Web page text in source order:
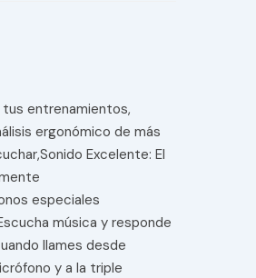
tus entrenamientos,
ergonómico de más
Excelente: El
especiales
música y responde
llames desde
y a la triple